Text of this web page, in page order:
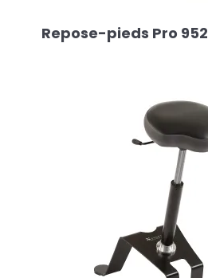
Repose-pieds Pro 952